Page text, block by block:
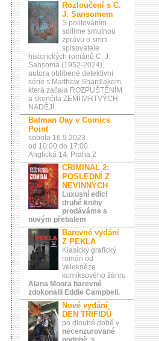
Rozloučení s C.
J. Sansomem
S politováním
sdílíme smutnou
zprávu o smrti
spisovatele
historických románů C. J.
Sansoma (1952-2024),
autora oblíbené detektivní
série s Matthew Shardlakem,
která začala ROZPUŠTĚNÍM
a skončila ZEMÍ MRTVÝCH
NADĚJÍ.
Batman Day v Comics
Point
sobota 16.9.2023
od 10:00 do 17:00
Anglická 14, Praha 2
CRIMINAL 2:
POSLEDNÍ Z
NEVINNÝCH
Luxusní edici
druhé knihy
prodáváme s
novým přebalem
Barevné vydání
Z PEKLA
Klasický grafický
román od
velekněze
komiksového žánru
Alana Moora barevně
zdokonalil Eddie Campbell.
Nové vydání
DEN TRIFIDŮ
po dlouhé době v
necenzurované